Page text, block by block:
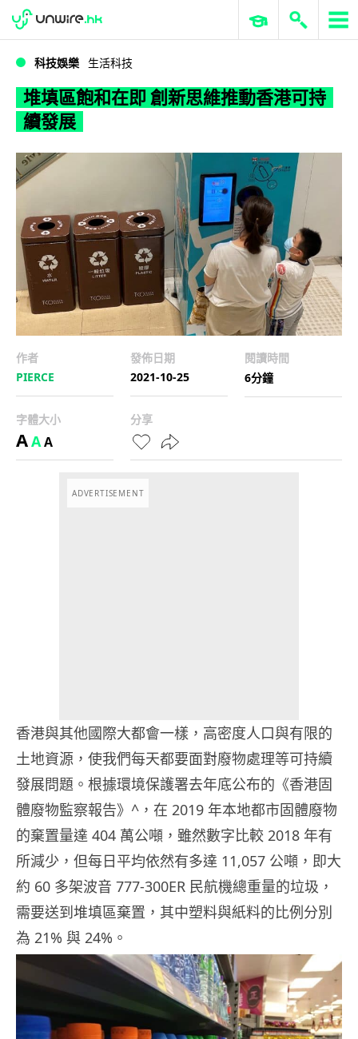
堆填區飽和在即 創新思維推動香港可持續發展
WWDC 2026 ERP 與商業 AI
科技娛樂 生活科技
堆填區飽和在即 創新思維推動香港可持
續發展
作者
PIERCE
發佈日期
2021-10-25
閱讀時間
6分鐘
字體大小
AAA
分享
ADVERTISEMENT
香港與其他國際大都會一樣，高密度人口與有限的
土地資源，使我們每天都要面對廢物處理等可持續
發展問題。根據環境保護署去年底公布的《香港固
體廢物監察報告》^，在 2019 年本地都市固體廢物
的棄置量達 404 萬公噸，雖然數字比較 2018 年有
所減少，但每日平均依然有多達 11,057 公噸，即大
約 60 多架波音 777-300ER 民航機總重量的垃圾，
需要送到堆填區棄置，其中塑料與紙料的比例分別
為 21% 與 24%。